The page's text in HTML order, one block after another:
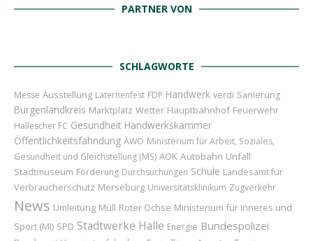
PARTNER VON
SCHLAGWORTE
Messe Ausstellung Laternenfest FDP Handwerk verdi Sanierung
Burgenlandkreis Marktplatz Wetter Hauptbahnhof Feuerwehr
Hallescher FC Gesundheit Handwerkskammer
Öffentlichkeitsfahndung AWO Ministerium für Arbeit, Soziales,
Gesundheit und Gleichstellung (MS) AOK Autobahn Unfall
Stadtmuseum Förderung Durchsuchungen Schule Landesamt für
Verbraucherschutz Merseburg Universitätsklinikum Zugverkehr
News Umleitung Müll Roter Ochse Ministerium für Inneres und
Sport (MI) SPD Stadtwerke Halle Energie Bundespolizei